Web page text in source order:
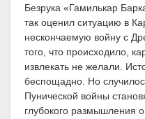
Безрука «Гамилькар
так оценил ситуацию в
нескончаемую войну с
того, что происходило,
извлекать не желали.
беспощадно. Но
Пунической войны
глубокого размышления